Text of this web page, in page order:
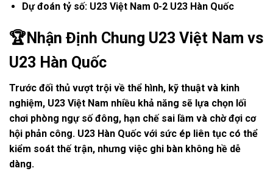
Dự đoán tỷ số:U23 Việt Nam 0-2U23 Hàn Quốc
🏆Nhận Định Chung U23 Việt Nam vs
U23 Hàn Quốc
Trước đối thủ vượt trội về thể hình, kỹ thuật và kinh
nghiệm, U23 Việt Nam nhiều khả năng sẽ lựa chọn lối
chơi phòng ngự số đông, hạn chế sai lầm và chờ đợi cơ
hội phản công. U23 Hàn Quốc với sức ép liên tục có thể
kiểm soát thế trận, nhưng việc ghi bàn không hề dễ
dàng.